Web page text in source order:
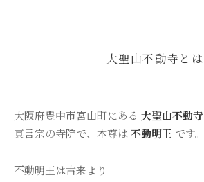
大聖山不動寺とは
大阪府豊中市宮山町にある 大聖山不動寺
真言宗の寺院で、本尊は 不動明王 です。
不動明王は古来より